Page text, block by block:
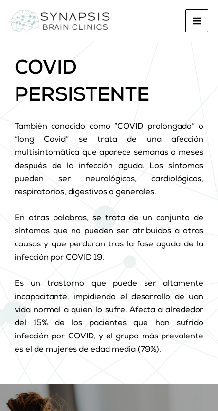
contenido
COVID
PERSISTENTE
También conocido como “COVID prolongado” o
“long Covid” se trata de una afección
multisintomática que aparece semanas o meses
después de la infección aguda. Los síntomas
pueden ser neurológicos, cardiológicos,
respiratorios, digestivos o generales.
En otras palabras, se trata de un conjunto de
síntomas que no pueden ser atribuidos a otras
causas y que perduran tras la fase aguda de la
infección por COVID 19.
Es un trastorno que puede ser altamente
incapacitante, impidiendo el desarrollo de uan
vida normal a quien lo sufre. Afecta a alrededor
del 15% de los pacientes que han sufrido
infección por COVID, y el grupo más prevalente
es el de mujeres de edad media (79%).